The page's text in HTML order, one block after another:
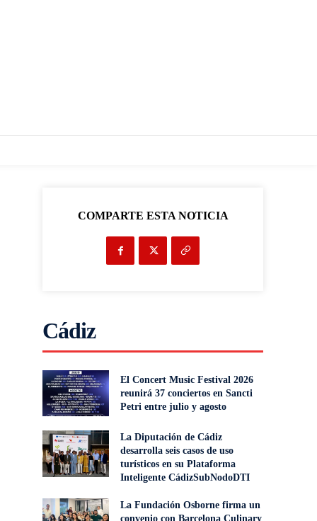
COMPARTE ESTA NOTICIA
Cádiz
El Concert Music Festival 2026
reunirá 37 conciertos en Sancti
Petri entre julio y agosto
La Diputación de Cádiz
desarrolla seis casos de uso
turísticos en su Plataforma
Inteligente CádizSubNodoDTI
La Fundación Osborne firma un
convenio con Barcelona Culinary